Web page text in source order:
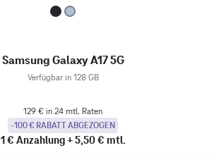
Samsung Galaxy A17 5G
Verfügbar in 128 GB
129 € in 24 mtl. Raten
-100 € RABATT ABGEZOGEN
1 € Anzahlung+5,50 € mtl.